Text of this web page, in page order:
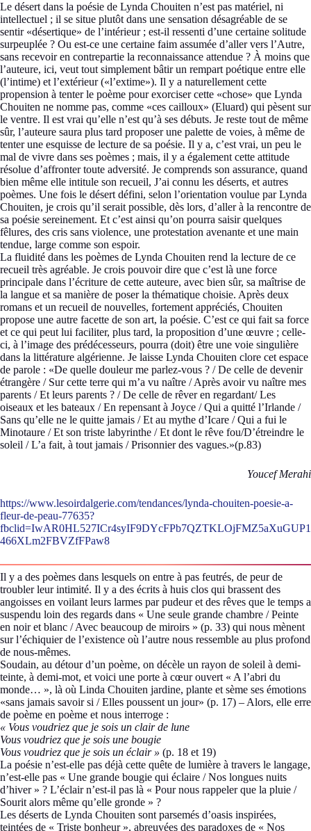
Le désert dans la poésie de Lynda Chouiten n’est pas matériel, ni
intellectuel ; il se situe plutôt dans une sensation désagréable de se
sentir «désertique» de l’intérieur ; est-il ressenti d’une certaine solitude
surpeuplée ? Ou est-ce une certaine faim assumée d’aller vers l’Autre,
sans recevoir en contrepartie la reconnaissance attendue ? À moins que
l’auteure, ici, veut tout simplement bâtir un rempart poétique entre elle
(l’intime) et l’extérieur («l’extime»). Il y a naturellement cette
propension à tenter le poème pour exorciser cette «chose» que Lynda
Chouiten ne nomme pas, comme «ces cailloux» (Eluard) qui pèsent sur
le ventre. Il est vrai qu’elle n’est qu’à ses débuts. Je reste tout de même
sûr, l’auteure saura plus tard proposer une palette de voies, à même de
tenter une esquisse de lecture de sa poésie. Il y a, c’est vrai, un peu le
mal de vivre dans ses poèmes ; mais, il y a également cette attitude
résolue d’affronter toute adversité. Je comprends son assurance, quand
bien même elle intitule son recueil, J’ai connu les déserts, et autres
poèmes. Une fois le désert défini, selon l’orientation voulue par Lynda
Chouiten, je crois qu’il serait possible, dès lors, d’aller à la rencontre de
sa poésie sereinement. Et c’est ainsi qu’on pourra saisir quelques
fêlures, des cris sans violence, une protestation avenante et une main
tendue, large comme son espoir.
La fluidité dans les poèmes de Lynda Chouiten rend la lecture de ce
recueil très agréable. Je crois pouvoir dire que c’est là une force
principale dans l’écriture de cette auteure, avec bien sûr, sa maîtrise de
la langue et sa manière de poser la thématique choisie. Après deux
romans et un recueil de nouvelles, fortement appréciés, Chouiten
propose une autre facette de son art, la poésie. C’est ce qui fait sa force
et ce qui peut lui faciliter, plus tard, la proposition d’une œuvre ; celle-
ci, à l’image des prédécesseurs, pourra (doit) être une voie singulière
dans la littérature algérienne. Je laisse Lynda Chouiten clore cet espace
de parole : «De quelle douleur me parlez-vous ? / De celle de devenir
étrangère / Sur cette terre qui m’a vu naître / Après avoir vu naître mes
parents / Et leurs parents ? / De celle de rêver en regardant/ Les
oiseaux et les bateaux / En repensant à Joyce / Qui a quitté l’Irlande /
Sans qu’elle ne le quitte jamais / Et au mythe d’Icare / Qui a fui le
Minotaure / Et son triste labyrinthe / Et dont le rêve fou/D’étreindre le
soleil / L’a fait, à tout jamais / Prisonnier des vagues.»(p.83)
Youcef Merahi
https://www.lesoirdalgerie.com/tendances/lynda-chouiten-poesie-a-
fleur-de-peau-77635?
fbclid=IwAR0HL527ICr4syIF9DYcFPb7QZTKLOjFMZ5aXuGUP1
466XLm2FBVZfFPaw8
Il y a des poèmes dans lesquels on entre à pas feutrés, de peur de
troubler leur intimité. Il y a des écrits à huis clos qui brassent des
angoisses en voilant leurs larmes par pudeur et des rêves que le temps a
suspendu loin des regards dans « Une seule grande chambre / Peinte
en noir et blanc / Avec beaucoup de miroirs » (p. 33) qui nous mènent
sur l’échiquier de l’existence où l’autre nous ressemble au plus profond
de nous-mêmes.
Soudain, au détour d’un poème, on décèle un rayon de soleil à demi-
teinte, à demi-mot, et voici une porte à cœur ouvert « A l’abri du
monde… », là où Linda Chouiten jardine, plante et sème ses émotions
«sans jamais savoir si / Elles poussent un jour» (p. 17) – Alors, elle erre
de poème en poème et nous interroge :
« Vous voudriez que je sois un clair de lune
Vous voudriez que je sois une bougie
Vous voudriez que je sois un éclair » (p. 18 et 19)
La poésie n’est-elle pas déjà cette quête de lumière à travers le langage,
n’est-elle pas « Une grande bougie qui éclaire / Nos longues nuits
d’hiver » ? L’éclair n’est-il pas là « Pour nous rappeler que la pluie /
Sourit alors même qu’elle gronde » ?
Les déserts de Lynda Chouiten sont parsemés d’oasis inspirées,
teintées de « Triste bonheur », abreuvées des paradoxes de « Nos